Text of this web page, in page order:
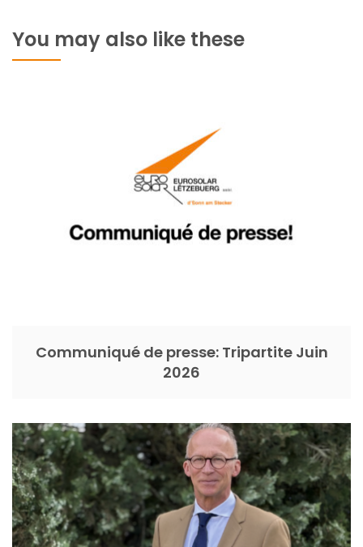
You may also like these
Communiqué de presse: Tripartite Juin
2026